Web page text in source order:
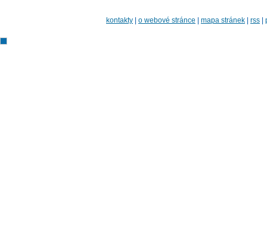
kontakty o webové stránce mapa stránek rss